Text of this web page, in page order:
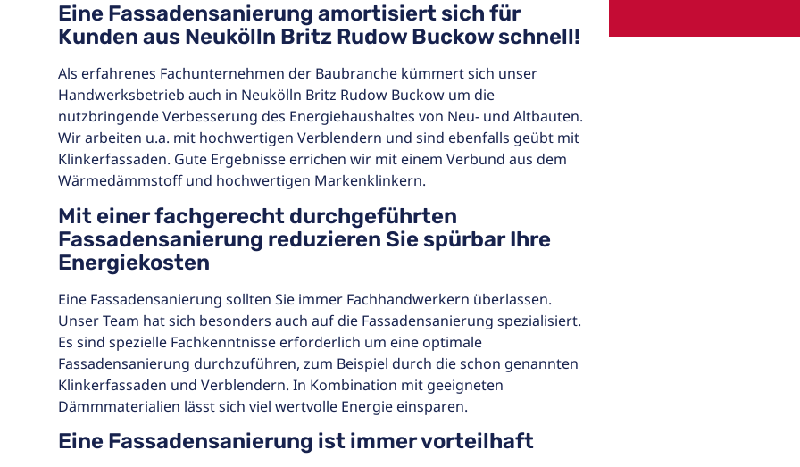
Eine Fassadensanierung amortisiert sich für
Kunden aus Neukölln Britz Rudow Buckow schnell!
Als erfahrenes Fachunternehmen der Baubranche kümmert sich unser
Handwerksbetrieb auch in Neukölln Britz Rudow Buckow um die
nutzbringende Verbesserung des Energiehaushaltes von Neu- und Altbauten.
Wir arbeiten u.a. mit hochwertigen Verblendern und sind ebenfalls geübt mit
Klinkerfassaden. Gute Ergebnisse errichen wir mit einem Verbund aus dem
Wärmedämmstoff und hochwertigen Markenklinkern.
Mit einer fachgerecht durchgeführten
Fassadensanierung reduzieren Sie spürbar Ihre
Energiekosten
Eine Fassadensanierung sollten Sie immer Fachhandwerkern überlassen.
Unser Team hat sich besonders auch auf die Fassadensanierung spezialisiert.
Es sind spezielle Fachkenntnisse erforderlich um eine optimale
Fassadensanierung durchzuführen, zum Beispiel durch die schon genannten
Klinkerfassaden und Verblendern. In Kombination mit geeigneten
Dämmmaterialien lässt sich viel wertvolle Energie einsparen.
Eine Fassadensanierung ist immer vorteilhaft